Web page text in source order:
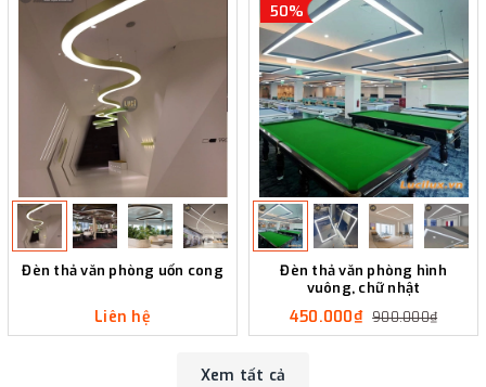
Đèn thả văn phòng uốn cong
Liên hệ
50%
Đèn thả văn phòng hình
vuông, chữ nhật
450.000₫ 900.000₫
Xem tất cả